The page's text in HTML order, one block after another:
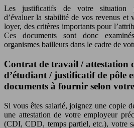
Les justificatifs de votre situation
d’évaluer la stabilité de vos revenus et
loyer, des critères importants pour
Ces documents sont donc
organismes bailleurs dans le cadre de
Contrat de travail / attestation
d’étudiant / justificatif de pôle
documents à fournir selon
Si vous êtes salarié, joignez une copie
une attestation de votre employeur
(CDI, CDD, temps partiel, etc.), votre